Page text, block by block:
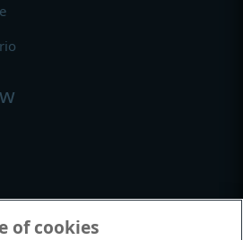
conferências
of cookies